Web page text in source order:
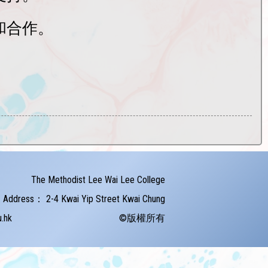
作。
The Methodist Lee Wai Lee College
Address： 2-4 Kwai Yip Street Kwai Chung
©版權所有